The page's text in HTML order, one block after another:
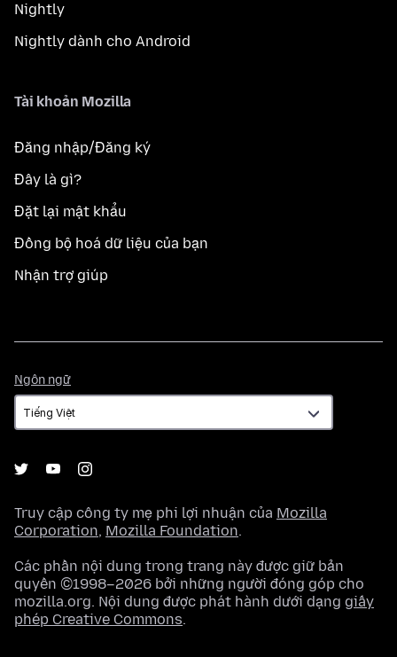
Nightly
Nightly dành cho Android
Tài khoản Mozilla
Đăng nhập/Đăng ký
Đây là gì?
Đặt lại mật khẩu
Đồng bộ hoá dữ liệu của bạn
Nhận trợ giúp
Ngôn ngữ
ngữ
Truy cập công ty mẹ phi lợi nhuận của Mozilla
Corporation, Mozilla Foundation.
Các phần nội dung trong trang này được giữ bản
quyền ©1998–2026 bởi những người đóng góp cho
mozilla.org. Nội dung được phát hành dưới dạng giấy
phép Creative Commons.